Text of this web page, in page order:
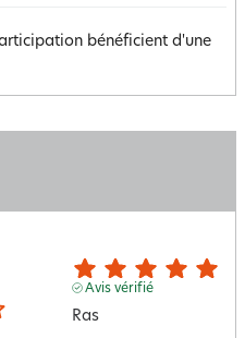
bénéficient d'une
Avis vérifié
Ras